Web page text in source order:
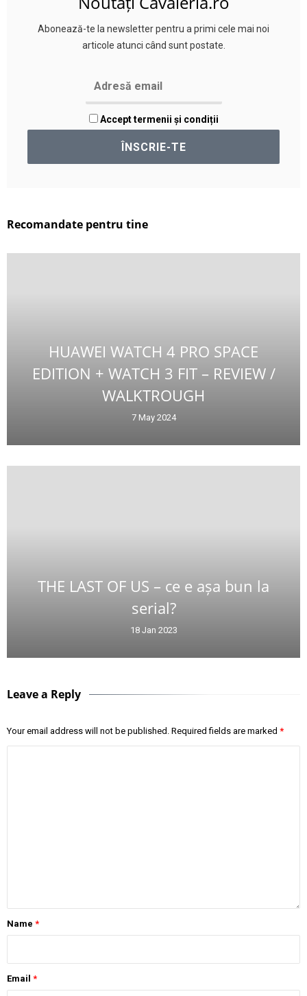
Abonează-te la newsletter pentru a primi cele mai noi
articole atunci când sunt postate.
Accept termenii și condiții
Recomandate pentru tine
HUAWEI WATCH 4 PRO SPACE
EDITION + WATCH 3 FIT – REVIEW /
WALKTROUGH
7 May 2024
THE LAST OF US – ce e așa bun la
serial?
18 Jan 2023
Leave a Reply
Your email address will not be published. Required fields are marked *
Name *
Email *